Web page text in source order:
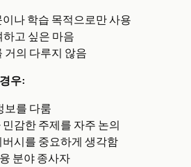
나 학습 목적으로만 사용
고 싶은 마음
거의 다루지 않음
우:
보를 다룸
감한 주제를 자주 논의
시를 중요하게 생각함
분야 종사자